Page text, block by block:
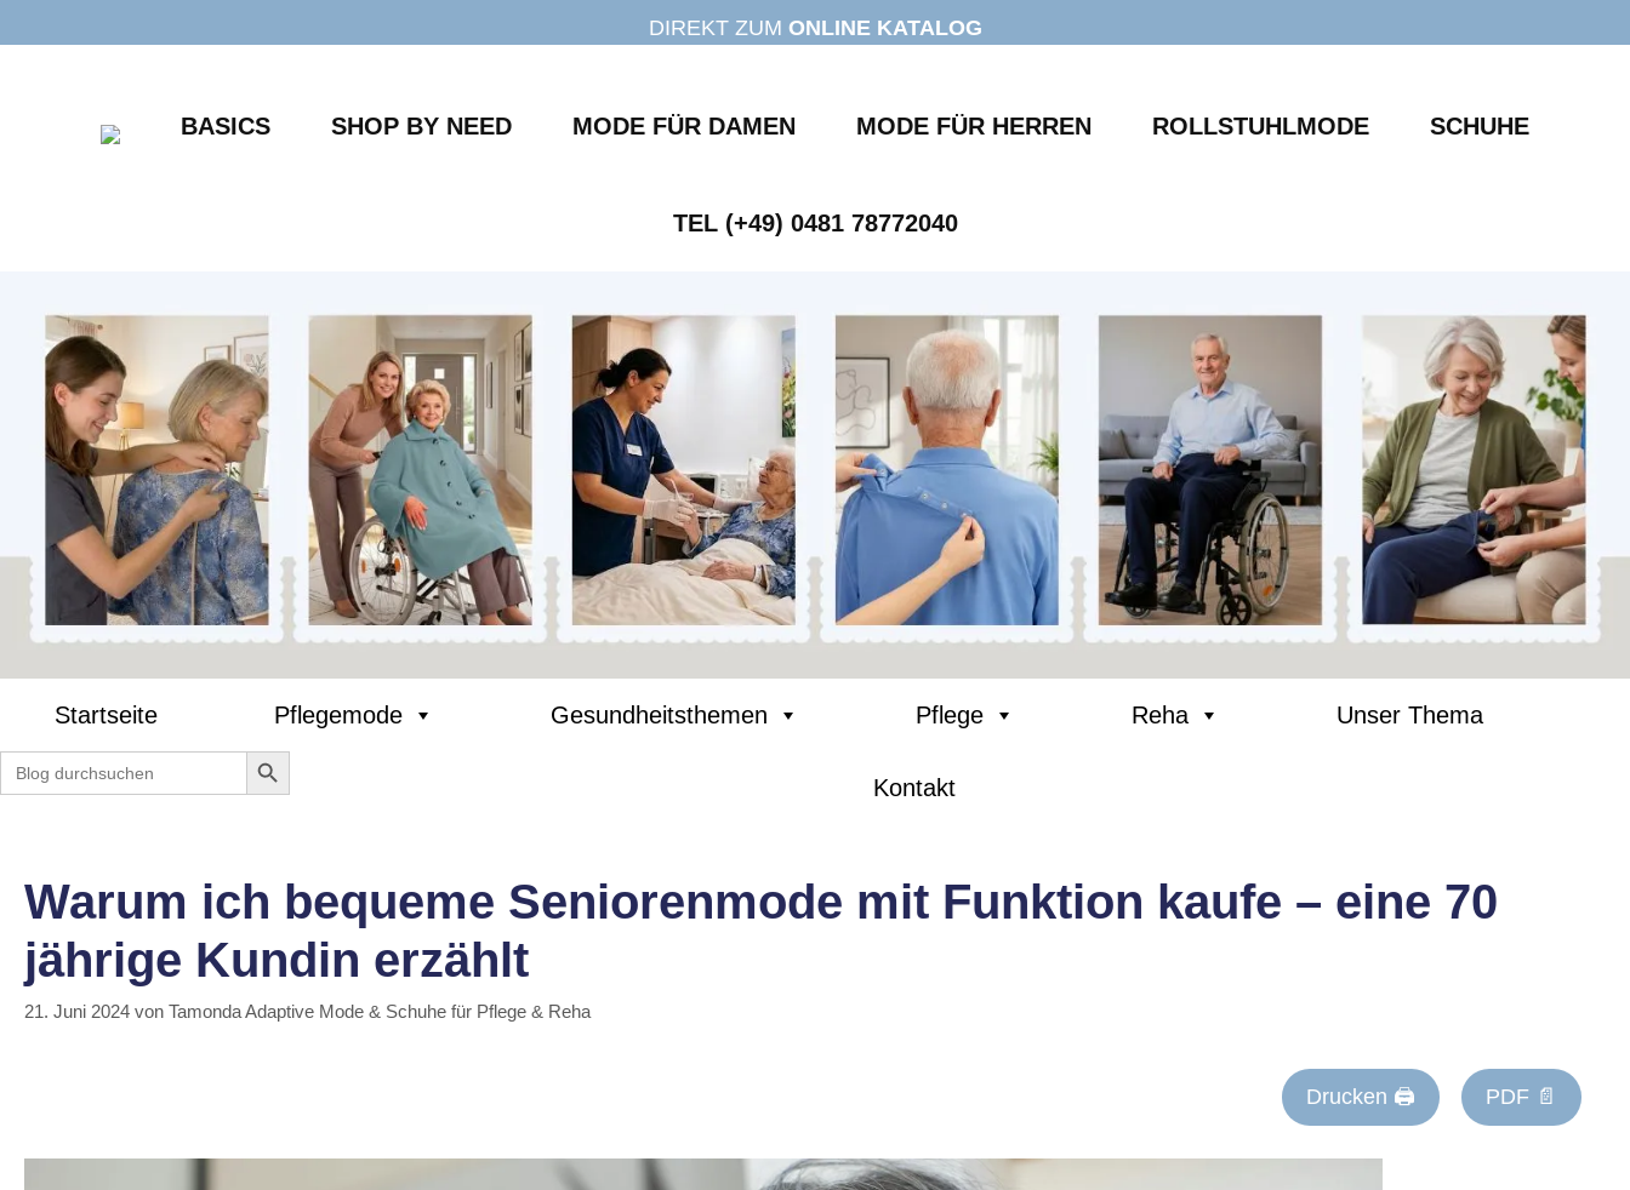
Inhalt
DIREKT ZUM ONLINE KATALOG
BASICS SHOP BY NEED MODE FÜR DAMEN MODE FÜR HERREN ROLLSTUHLMODE SCHUHE
TEL (+49) 0481 78772040
Startseite Pflegemode Gesundheitsthemen Pflege Reha Unser Thema
Kontakt
Search
for:
Search Button
Warum ich bequeme Seniorenmode mit Funktion kaufe – eine 70
jährige Kundin erzählt
21. Juni 2024 von Tamonda Adaptive Mode & Schuhe für Pflege & Reha
Drucken 🖨 PDF 📄